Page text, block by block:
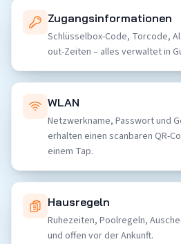
Zugangsinformationen
Schlüsselbox-Code, Torcode,
out-Zeiten – alles verwaltet in
WLAN
Netzwerkname, Passwort und
erhalten einen scanbaren QR-
einem Tap.
Hausregeln
Ruhezeiten, Poolregeln,
und offen vor der Ankunft.